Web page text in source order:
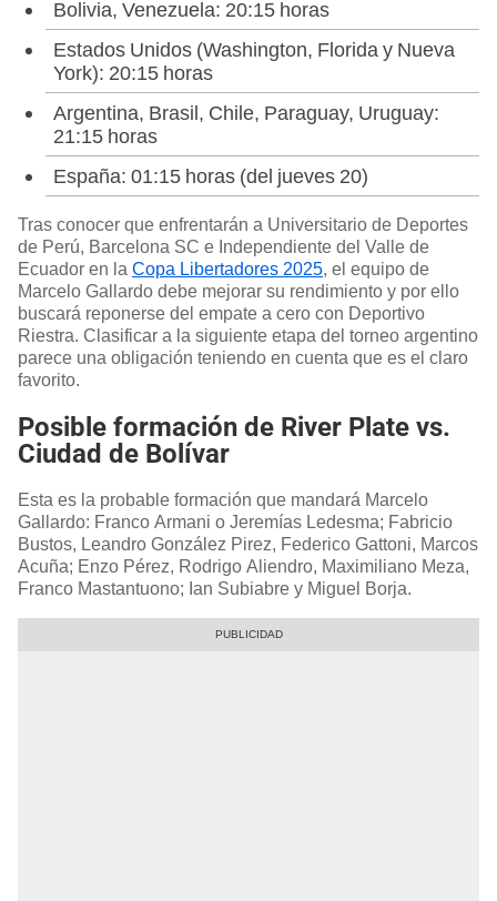
Bolivia, Venezuela: 20:15 horas
Estados Unidos (Washington, Florida y Nueva
York): 20:15 horas
Argentina, Brasil, Chile, Paraguay, Uruguay:
21:15 horas
España: 01:15 horas (del jueves 20)
Tras conocer que enfrentarán a Universitario de Deportes
de Perú, Barcelona SC e Independiente del Valle de
Ecuador en la Copa Libertadores 2025, el equipo de
Marcelo Gallardo debe mejorar su rendimiento y por ello
buscará reponerse del empate a cero con Deportivo
Riestra. Clasificar a la siguiente etapa del torneo argentino
parece una obligación teniendo en cuenta que es el claro
favorito.
Posible formación de River Plate vs.
Ciudad de Bolívar
Esta es la probable formación que mandará Marcelo
Gallardo: Franco Armani o Jeremías Ledesma; Fabricio
Bustos, Leandro González Pirez, Federico Gattoni, Marcos
Acuña; Enzo Pérez, Rodrigo Aliendro, Maximiliano Meza,
Franco Mastantuono; Ian Subiabre y Miguel Borja.